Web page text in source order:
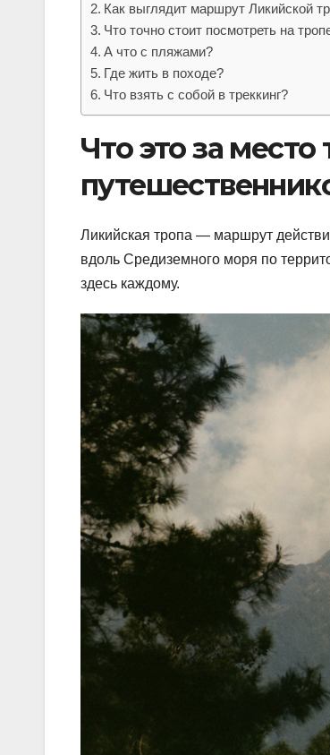
Как выглядит маршрут Ликийской
Что точно стоит посмотреть на
А что с пляжами?
Где жить в походе?
Что взять с собой в треккинг?
Что это за
Ликийская тропа — маршрут
вдоль Средиземного моря по
здесь каждому.